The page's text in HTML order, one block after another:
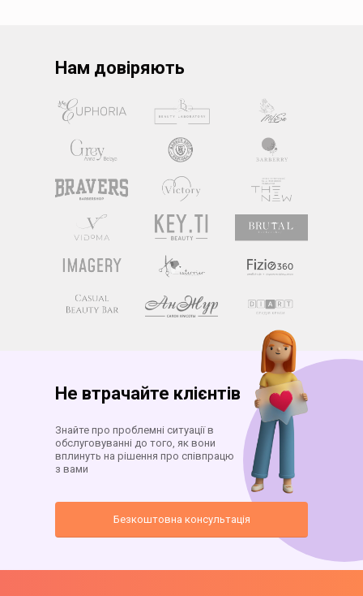
Нам довіряють
Не втрачайте клієнтів
Знайте про проблемні ситуації в
обслуговуванні до того, як вони
вплинуть на рішення про співпрацю
з вами
Безкоштовна консультація